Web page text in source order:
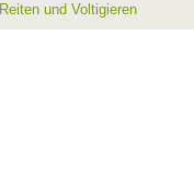
und Voltigieren